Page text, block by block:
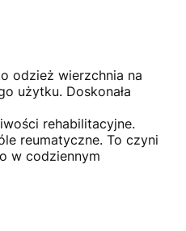
odzież wierzchnia na
użytku. Doskonała
rehabilitacyjne.
reumatyczne. To czyni
w codziennym